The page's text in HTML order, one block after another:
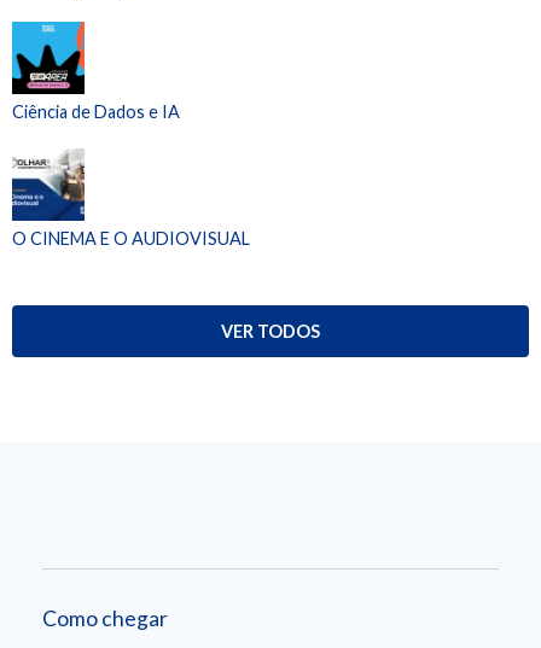
Ciência de Dados e IA
O CINEMA E O AUDIOVISUAL
VER TODOS
Como chegar